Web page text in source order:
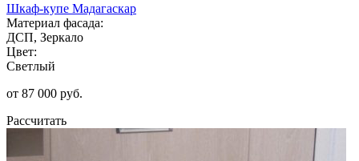
Шкаф-купе Мадагаскар
Материал фасада:
ДСП, Зеркало
Цвет:
Светлый
от 87 000 руб.
Рассчитать